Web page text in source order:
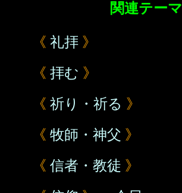
関連テーマ
《 礼拝 》
《 拝む 》
《 祈り・祈る 》
《 牧師・神父 》
《 信者・教徒 》